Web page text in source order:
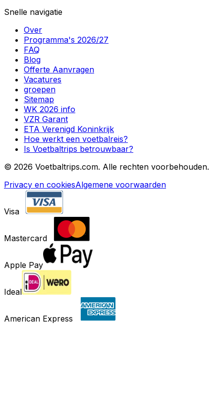
Snelle navigatie
Over
Programma's 2026/27
FAQ
Blog
Offerte Aanvragen
Vacatures
groepen
Sitemap
WK 2026 info
VZR Garant
ETA Verenigd Koninkrijk
Hoe werkt een voetbalreis?
Is Voetbaltrips betrouwbaar?
© 2026 Voetbaltrips.com. Alle rechten voorbehouden.
Privacy en cookiesAlgemene voorwaarden
Visa
Mastercard
Apple Pay
Ideal
American Express